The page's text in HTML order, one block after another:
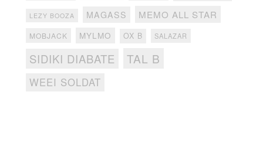
LEZY BOOZA MAGASS MEMO ALL STAR
MOBJACK MYLMO OX B SALAZAR
SIDIKI DIABATE TAL B
WEEI SOLDAT